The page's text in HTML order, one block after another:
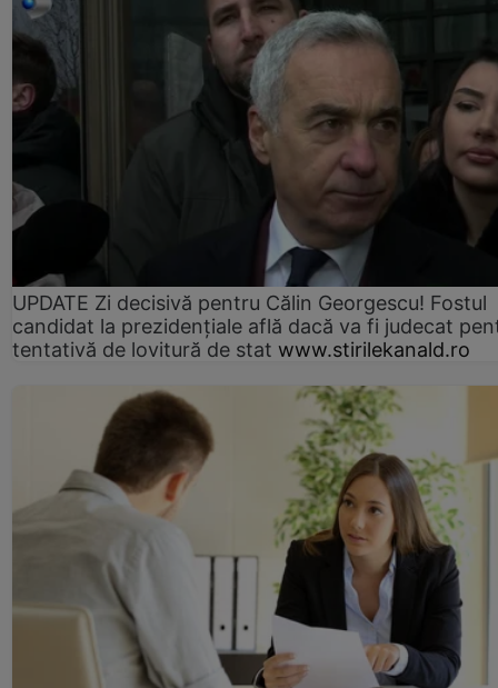
UPDATE Zi decisivă pentru Călin Georgescu! Fostul
candidat la prezidențiale află dacă va fi judecat
tentativă de lovitură de stat www.stirilekanald.ro